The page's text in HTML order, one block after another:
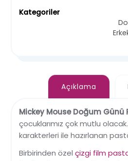
Kategoriler
Açıklama
Mickey Mouse Doğum Günü
çocuklarımız çok mutlu
karakterleri ile hazırlanan
Birbirinden özelçizgi film